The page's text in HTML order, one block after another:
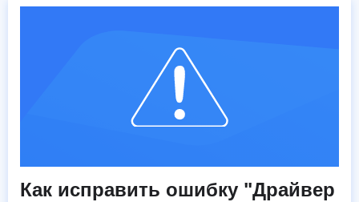
Как исправить ошибку "Драйвер